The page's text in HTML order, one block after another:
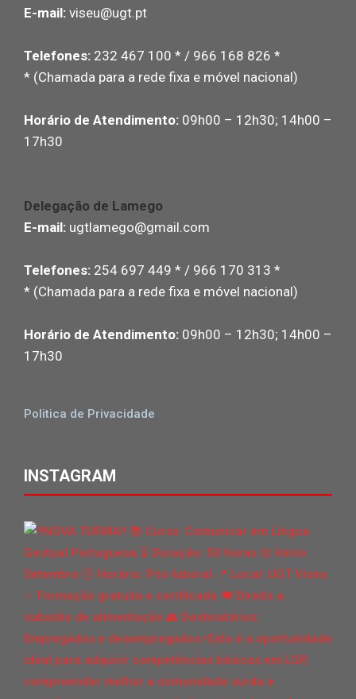
E-mail: viseu@ugt.pt
Telefones: 232 467 100 * / 966 168 826 *
* (Chamada para a rede fixa e móvel nacional)
Horário de Atendimento: 09h00 – 12h30; 14h00 –
17h30
Delegação de Lamego
E-mail: ugtlamego@gmail.com
Telefones: 254 697 449 * / 966 170 313 *
* (Chamada para a rede fixa e móvel nacional)
Horário de Atendimento: 09h00 – 12h30; 14h00 –
17h30
Politica de Privacidade
INSTAGRAM